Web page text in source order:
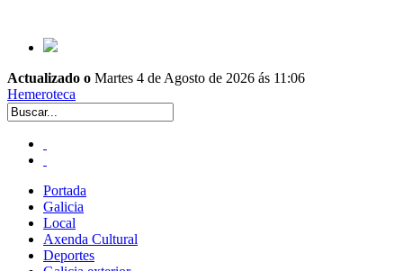
Actualizado o Martes 4 de Agosto de 2026 ás 11:06
Hemeroteca
Portada
Galicia
Local
Axenda Cultural
Deportes